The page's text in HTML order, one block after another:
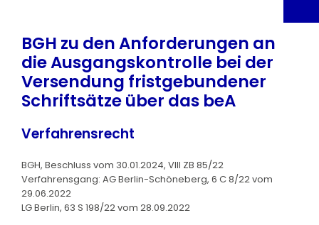
BGH zu den Anforderungen an
die Ausgangskontrolle bei der
Versendung fristgebundener
Schriftsätze über das beA
Verfahrensrecht
BGH, Beschluss vom 30.01.2024, VIII ZB 85/22
Verfahrensgang: AG Berlin-Schöneberg, 6 C 8/22 vom
29.06.2022
LG Berlin, 63 S 198/22 vom 28.09.2022